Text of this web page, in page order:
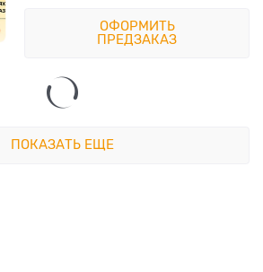
ОФОРМИТЬ
ПРЕДЗАКАЗ
ПОКАЗАТЬ ЕЩЕ